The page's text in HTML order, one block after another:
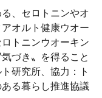
、セロトニンやオ
オルト健康ウオー
トニンウオーキン
づき〟を得ること
研究所、協力：ト
る暮らし推進協議